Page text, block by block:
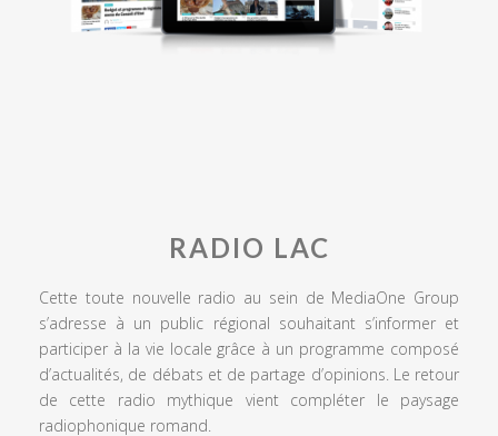
RADIO LAC
Cette toute nouvelle radio au sein de MediaOne Group
s’adresse à un public régional souhaitant s’informer et
participer à la vie locale grâce à un programme composé
d’actualités, de débats et de partage d’opinions. Le retour
de cette radio mythique vient compléter le paysage
radiophonique romand.